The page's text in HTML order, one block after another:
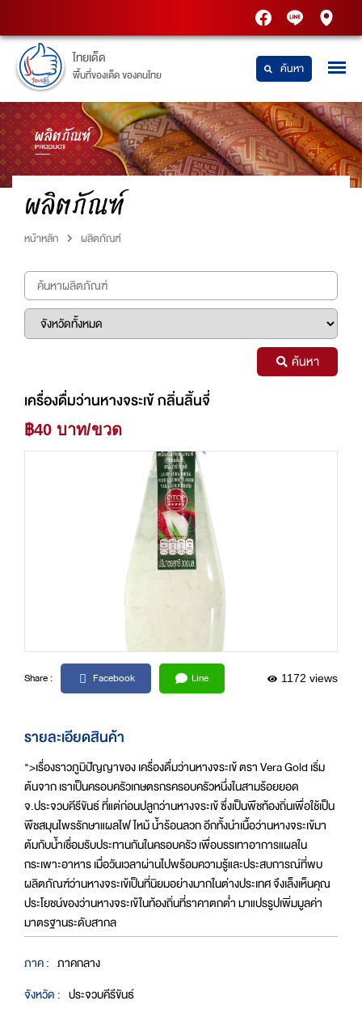
PTT
PTT
ไทยเด็ด
พื้นที่ของเด็ด ของคนไทย ค้นหา
ผลิตภัณฑ์
หน้าหลัก ผลิตภัณฑ์
ค้นหา
เครื่องดื่มว่านหางจระเข้ กลิ่นลิ้นจี่
฿40 บาท/ขวด
Share : Facebook Line 1172 views
รายละเอียดสินค้า
">เรื่องราวภูมิปัญญาของ เครื่องดื่มว่านหางจระเข้ ตรา Vera Gold เริ่ม
ต้นจาก เราเป็นครอบครัวเกษตรกรครอบครัวหนึ่งในสามร้อยยอด
จ.ประจวบคีรีขันธ์ ที่แต่ก่อนปลูกว่านหางจระเข้ ซึ่งเป็นพืชท้องถิ่นเพื่อใช้เป็น
พืชสมุนไพรรักษาแผลไฟไหม้ น้ำร้อนลวก อีกทั้งนำเนื้อว่านหางจระเข้มา
ต้มกับน้ำเชื่อมรับประทานกันในครอบครัว เพื่อบรรเทาอาการแผลใน
กระเพาะอาหาร เมื่อวันเวลาผ่านไปพร้อมความรู้และประสบการณ์ที่พบ
ผลิตภัณฑ์ว่านหางจระเข้เป็นที่นิยมอย่างมากในต่างประเทศ จึงเล็งเห็นคุณ
ประโยชน์ของว่านหางจระเข้ในท้องถิ่นที่ราคาตกต่ำ มาแปรรูปเพิ่มมูลค่า
มาตรฐานระดับสากล
ภาค : ภาคกลาง
จังหวัด : ประจวบคีรีขันธ์